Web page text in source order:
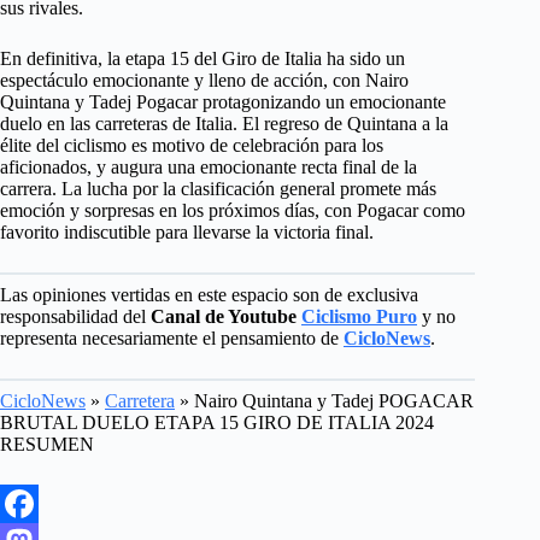
sus rivales.
En definitiva, la etapa 15 del Giro de Italia ha sido un
espectáculo emocionante y lleno de acción, con Nairo
Quintana y Tadej Pogacar protagonizando un emocionante
duelo en las carreteras de Italia. El regreso de Quintana a la
élite del ciclismo es motivo de celebración para los
aficionados, y augura una emocionante recta final de la
carrera. La lucha por la clasificación general promete más
emoción y sorpresas en los próximos días, con Pogacar como
favorito indiscutible para llevarse la victoria final.
Las opiniones vertidas en este espacio son de exclusiva
responsabilidad del Canal de Youtube Ciclismo Puro y no
representa necesariamente el pensamiento de CicloNews.
CicloNews » Carretera » Nairo Quintana y Tadej POGACAR
BRUTAL DUELO ETAPA 15 GIRO DE ITALIA 2024
RESUMEN